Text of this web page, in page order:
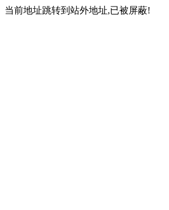
当前地址跳转到站外地址,已被屏蔽!